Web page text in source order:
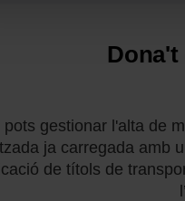
Dona't
pots gestionar l'alta de
ja carregada amb
de títols de